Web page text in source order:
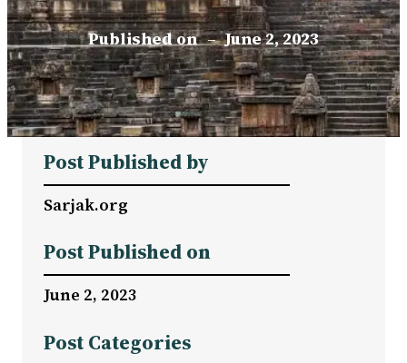
Published on – June 2, 2023
Post Published by
Sarjak.org
Post Published on
June 2, 2023
Post Categories